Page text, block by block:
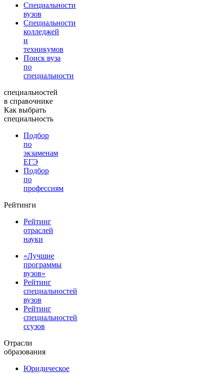
Специальности
вузов
Специальности
колледжей
и
техникумов
Поиск вуза
по
специальности
специальностей
в справочнике
Как выбрать
специальность
Подбор
по
экзаменам
ЕГЭ
Подбор
по
профессиям
Рейтинги
Рейтинг
отраслей
науки
«Лучшие
программы
вузов»
Рейтинг
специальностей
вузов
Рейтинг
специальностей
ссузов
Отрасли
образования
Юридическое